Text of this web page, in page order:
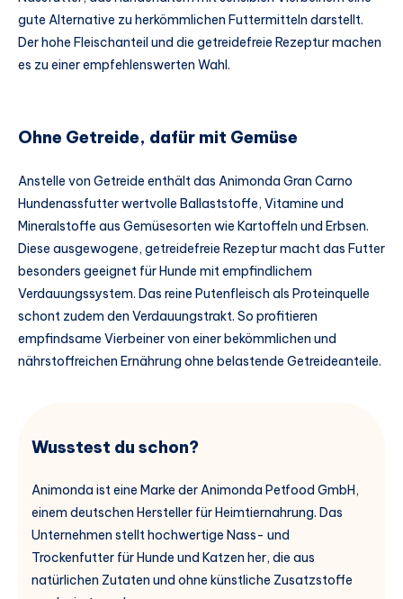
gute Alternative zu herkömmlichen Futtermitteln darstellt.
Der hohe Fleischanteil und die getreidefreie Rezeptur machen
es zu einer empfehlenswerten Wahl.
Ohne Getreide, dafür mit Gemüse
Anstelle von Getreide enthält das Animonda Gran Carno
Hundenassfutter wertvolle Ballaststoffe, Vitamine und
Mineralstoffe aus Gemüsesorten wie Kartoffeln und Erbsen.
Diese ausgewogene, getreidefreie Rezeptur macht das Futter
besonders geeignet für Hunde mit empfindlichem
Verdauungssystem. Das reine Putenfleisch als Proteinquelle
schont zudem den Verdauungstrakt. So profitieren
empfindsame Vierbeiner von einer bekömmlichen und
nährstoffreichen Ernährung ohne belastende Getreideanteile.
Wusstest du schon?
Animonda ist eine Marke der Animonda Petfood GmbH,
einem deutschen Hersteller für Heimtiernahrung. Das
Unternehmen stellt hochwertige Nass- und
Trockenfutter für Hunde und Katzen her, die aus
natürlichen Zutaten und ohne künstliche Zusatzstoffe